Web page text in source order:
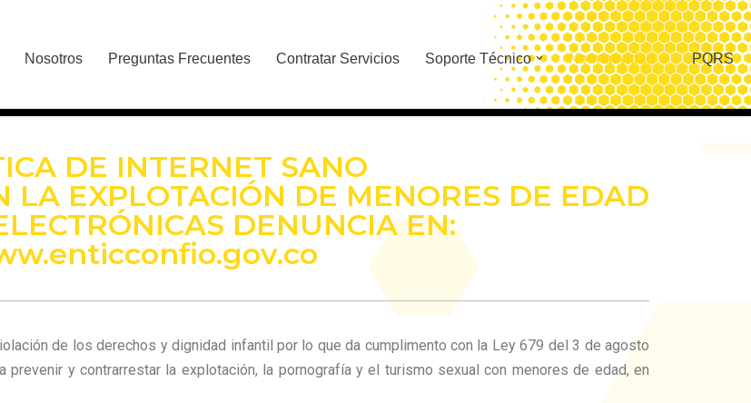
Nosotros Preguntas Frecuentes Contratar Servicios Soporte Técnico Normatividad PQRS
DE INTERNET SANO
LA EXPLOTACIÓN DE MENORES DE EDAD
DENUNCIA EN:
de los derechos y dignidad infantil por lo que da cumplimento con la Ley 679 del 3 de agosto
y contrarrestar la explotación, la pornografía y el turismo sexual con menores de edad, en